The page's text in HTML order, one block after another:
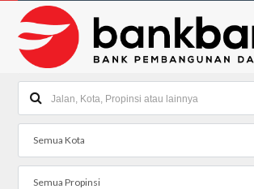
Semua Kota
Semua Propinsi